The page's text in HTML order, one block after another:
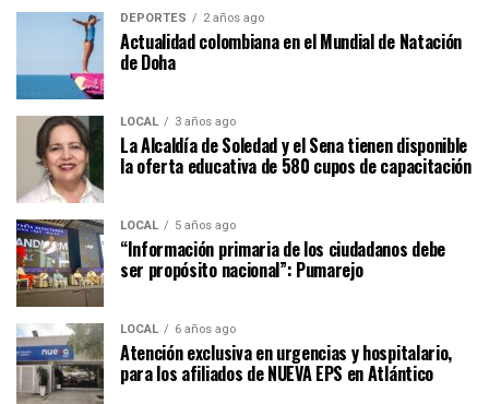
DEPORTES 2 años ago
Actualidad colombiana en el Mundial de Natación
de Doha
LOCAL 3 años ago
La Alcaldía de Soledad y el Sena tienen disponible
la oferta educativa de 580 cupos de capacitación
LOCAL 5 años ago
“Información primaria de los ciudadanos debe
ser propósito nacional”: Pumarejo
LOCAL 6 años ago
Atención exclusiva en urgencias y hospitalario,
para los afiliados de NUEVA EPS en Atlántico